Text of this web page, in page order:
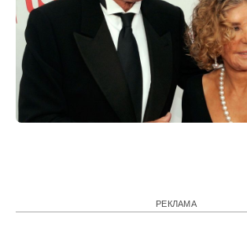
РЕКЛАМА